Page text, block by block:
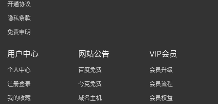
开通协议
隐私条款
免责申明
用户中心
个人中心
注册登录
我的收藏
网站公告
百度免费
夸克免费
域名主机
VIP会员
会员升级
会员流程
会员权益